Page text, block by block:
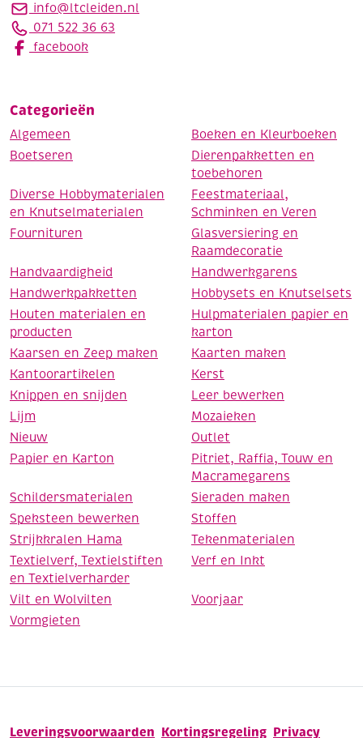
info@ltcleiden.nl
071 522 36 63
facebook
Categorieën
Algemeen
Boeken en Kleurboeken
Boetseren
Dierenpakketten en
toebehoren
Diverse Hobbymaterialen
en Knutselmaterialen
Feestmateriaal,
Schminken en Veren
Fournituren
Glasversiering en
Raamdecoratie
Handvaardigheid
Handwerkgarens
Handwerkpakketten
Hobbysets en Knutselsets
Houten materialen en
producten
Hulpmaterialen papier en
karton
Kaarsen en Zeep maken
Kaarten maken
Kantoorartikelen
Kerst
Knippen en snijden
Leer bewerken
Lijm
Mozaieken
Nieuw
Outlet
Papier en Karton
Pitriet, Raffia, Touw en
Macramegarens
Schildersmaterialen
Sieraden maken
Speksteen bewerken
Stoffen
Strijkkralen Hama
Tekenmaterialen
Textielverf, Textielstiften
en Textielverharder
Verf en Inkt
Vilt en Wolvilten
Voorjaar
Vormgieten
Leveringsvoorwaarden Kortingsregeling Privacy